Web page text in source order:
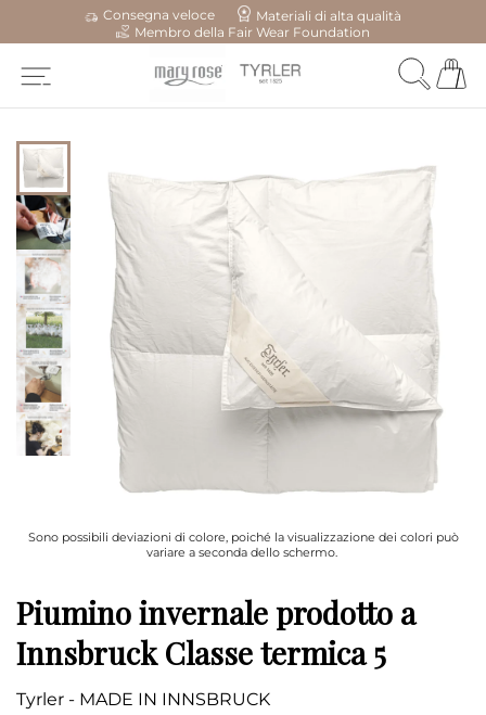
Consegna veloce
Materiali di alta qualità
Membro della Fair Wear Foundation
Sono possibili deviazioni di colore, poiché la visualizzazione dei colori può
variare a seconda dello schermo.
Piumino invernale prodotto a
Innsbruck Classe termica 5
Tyrler - MADE IN INNSBRUCK